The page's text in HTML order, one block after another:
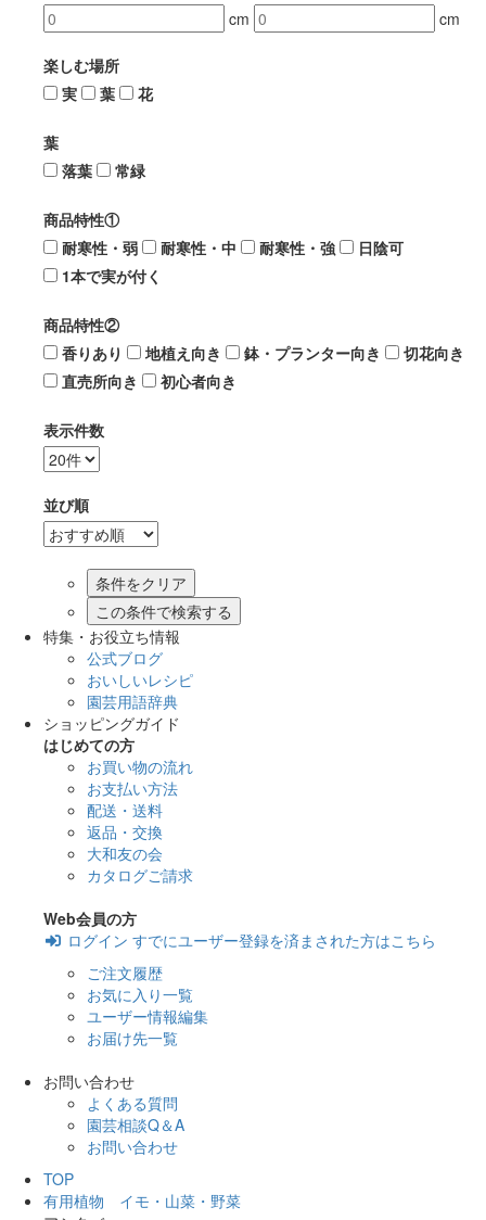
cm
cm
楽しむ場所
実
葉 花
葉
落葉
常緑
商品特性①
耐寒性・弱
耐寒性・中 耐寒性・強
日陰可
1本で実が付く
商品特性②
香りあり
地植え向き 鉢・プランター向き
切花向き
直売所向き
初心者向き
表示件数
並び順
この条件で検索する
特集・お役立ち情報
公式ブログ
おいしいレシピ
園芸用語辞典
ショッピングガイド
はじめての方
お買い物の流れ
お支払い方法
配送・送料
返品・交換
大和友の会
カタログご請求
Web会員の方
ログイン すでにユーザー登録を済まされた方はこちら
ご注文履歴
お気に入り一覧
ユーザー情報編集
お届け先一覧
お問い合わせ
よくある質問
園芸相談Q＆A
お問い合わせ
TOP
有用植物 イモ・山菜・野菜